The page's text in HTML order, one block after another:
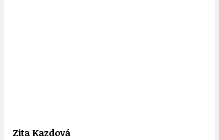
Zita Kazdová